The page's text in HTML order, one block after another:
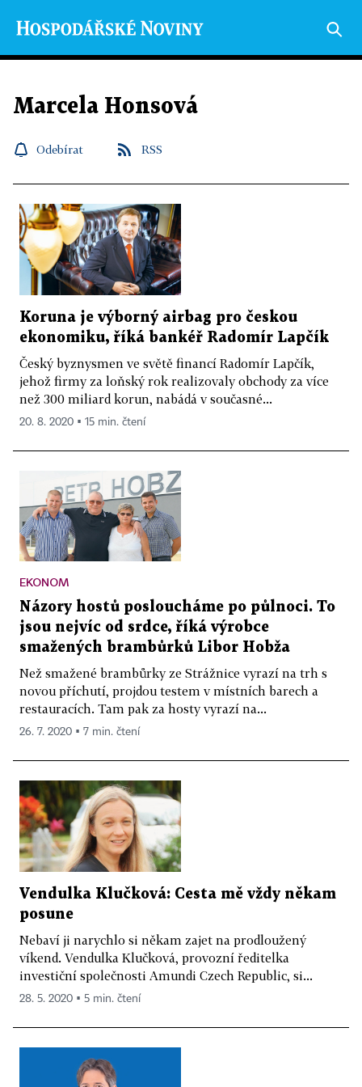
Marcela Honsová
Odebírat RSS
Koruna je výborný airbag pro českou
ekonomiku, říká bankéř Radomír Lapčík
Český byznysmen ve světě financí Radomír Lapčík,
jehož firmy za loňský rok realizovaly obchody za více
než 300 miliard korun, nabádá v současné...
20. 8. 2020 ▪ 15 min. čtení
EKONOM
Názory hostů posloucháme po půlnoci. To
jsou nejvíc od srdce, říká výrobce
smažených brambůrků Libor Hobža
Než smažené brambůrky ze Strážnice vyrazí na trh s
novou příchutí, projdou testem v místních barech a
restauracích. Tam pak za hosty vyrazí na...
26. 7. 2020 ▪ 7 min. čtení
Vendulka Klučková: Cesta mě vždy někam
posune
Nebaví ji narychlo si někam zajet na prodloužený
víkend. Vendulka Klučková, provozní ředitelka
investiční společnosti Amundi Czech Republic, si...
28. 5. 2020 ▪ 5 min. čtení